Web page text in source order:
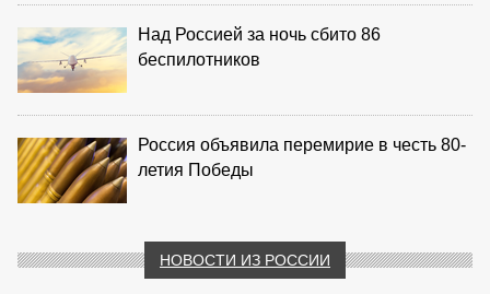
Над Россией за ночь сбито 86
беспилотников
Россия объявила перемирие в честь 80-
летия Победы
НОВОСТИ ИЗ РОССИИ